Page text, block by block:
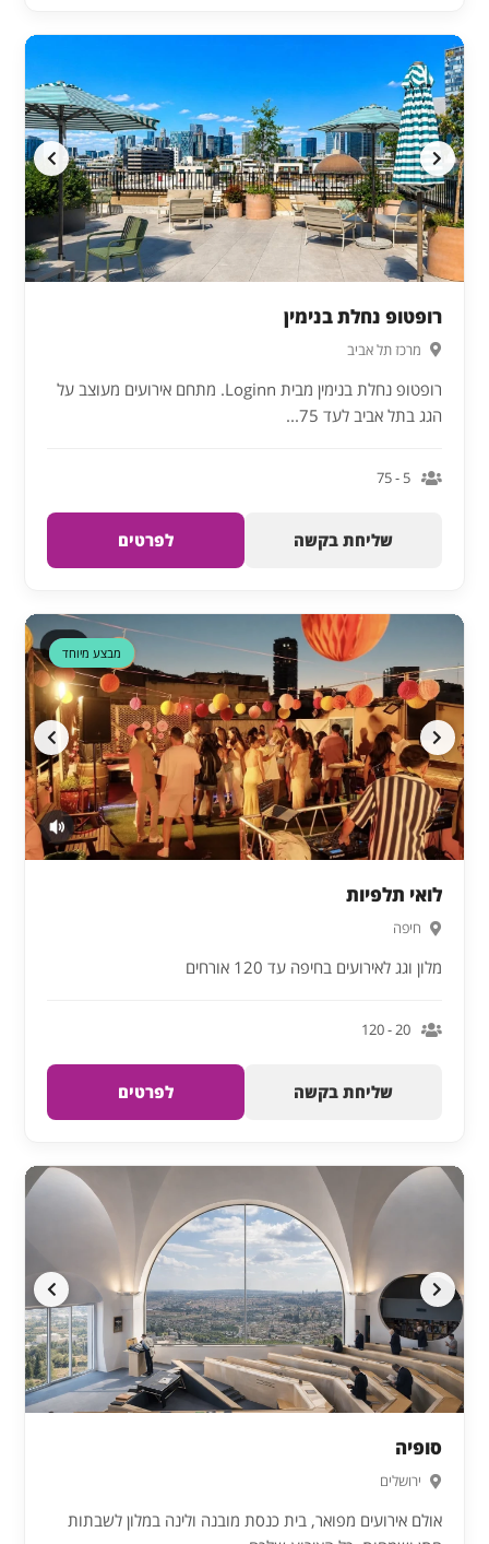
רופטופ נחלת בנימין
מרכז תל אביב
רופטופ נחלת בנימין מבית Loginn. מתחם אירועים מעוצב על
הגג בתל אביב לעד 75...
5 - 75
שליחת בקשה לפרטים
דקה 90
מבצע מיוחד
לואי תלפיות
חיפה
מלון וגג לאירועים בחיפה עד 120 אורחים
20 - 120
שליחת בקשה לפרטים
סופיה
ירושלים
אולם אירועים מפואר, בית כנסת מובנה ולינה במלון לשבתות